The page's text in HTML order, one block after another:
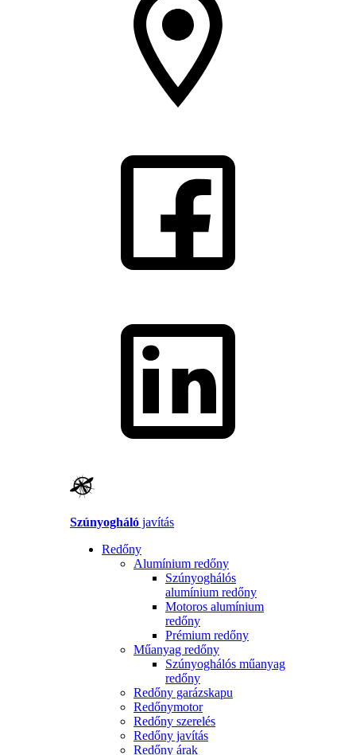
Szúnyogháló javítás
Redőny
Alumínium redőny
Szúnyoghálós
alumínium redőny
Motoros alumínium
redőny
Prémium redőny
Műanyag redőny
Szúnyoghálós műanyag
redőny
Redőny garázskapu
Redőnymotor
Redőny szerelés
Redőny javítás
Redőny árak